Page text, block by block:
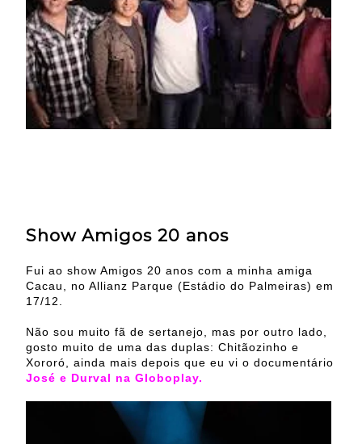
Show Amigos 20 anos
Fui ao show Amigos 20 anos com a minha amiga
Cacau, no Allianz Parque (Estádio do Palmeiras) em
17/12.
Não sou muito fã de sertanejo, mas por outro lado,
gosto muito de uma das duplas: Chitãozinho e
Xororó, ainda mais depois que eu vi o documentário
José e Durval na Globoplay.